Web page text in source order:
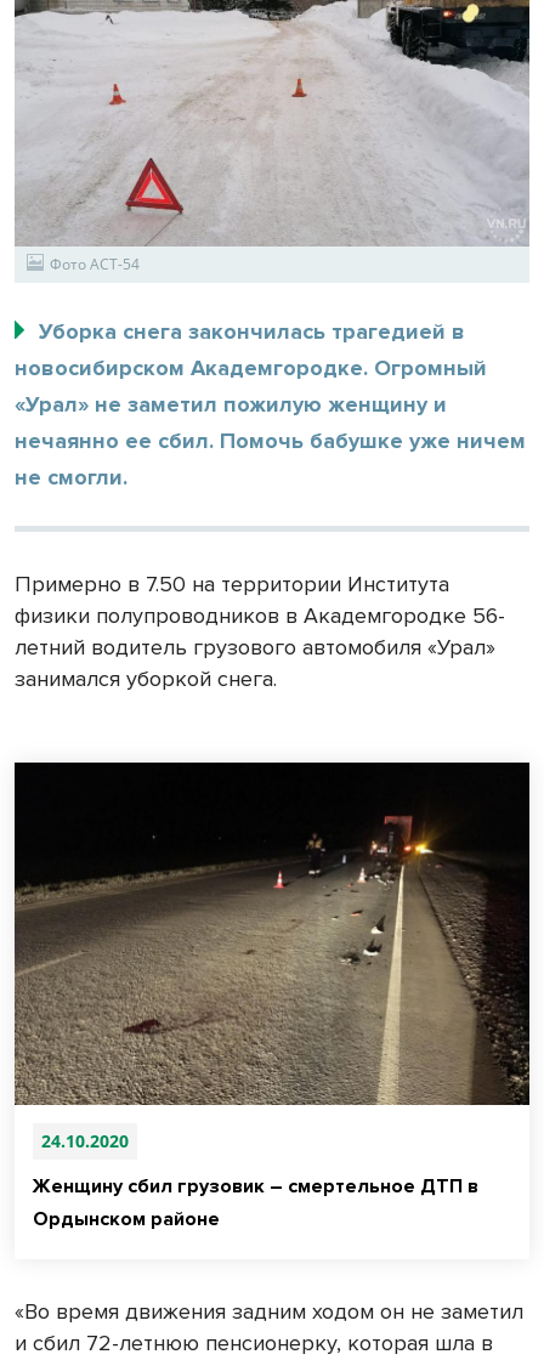
Фото АСТ-54
Уборка снега закончилась трагедией в
новосибирском Академгородке. Огромный
«Урал» не заметил пожилую женщину и
нечаянно ее сбил. Помочь бабушке уже ничем
не смогли.
Примерно в 7.50 на территории Института
физики полупроводников в Академгородке 56-
летний водитель грузового автомобиля «Урал»
занимался уборкой снега.
24.10.2020
Женщину сбил грузовик – смертельное ДТП в
Ордынском районе
«Во время движения задним ходом он не заметил
и сбил 72-летнюю пенсионерку, которая шла в